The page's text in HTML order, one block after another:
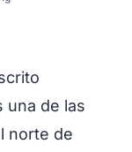
una de las
norte de